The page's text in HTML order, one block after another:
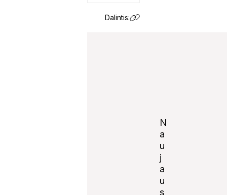
Dalintis:
N
a
u
j
a
u
s